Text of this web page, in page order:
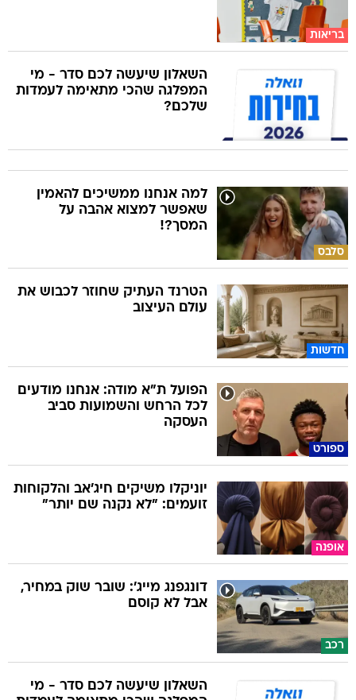
בריאות
השאלון שיעשה לכם סדר - מי
המפלגה שהכי מתאימה לעמדות
שלכם?
סלבס
למה אנחנו ממשיכים להאמין
שאפשר למצוא אהבה על
המסך?!
חדשות
הטרנד העתיק שחוזר לכבוש את
עולם העיצוב
ספורט
הפועל ת"א מודה: אנחנו מודעים
לכל הרחש והשמועות סביב
העסקה
אופנה
יוניקלו משיקים חיג'אב והלקוחות
זועמים: "לא נקנה שם יותר"
רכב
דונגפנג מייג': שובר שוק במחיר,
אבל לא קוסם
השאלון שיעשה לכם סדר - מי